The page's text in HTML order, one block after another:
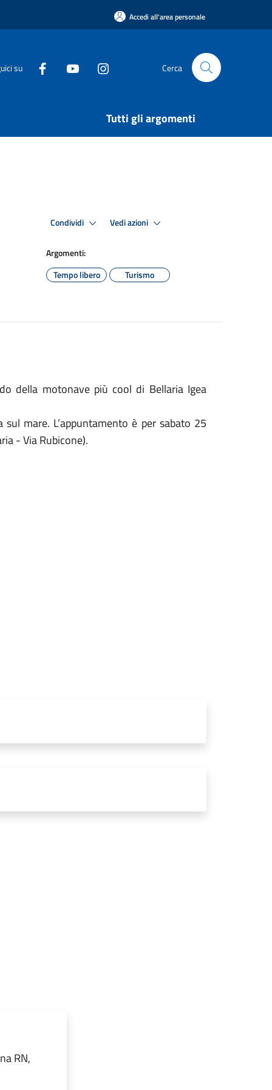
Accedi all'area personale
su Cerca
Tutti gli argomenti
Condividi Vedi azioni
Argomenti:
Tempo libero
Turismo
della motonave più cool di Bellaria Igea
mare. L’appuntamento è per sabato 25
- Via Rubicone).
RN,